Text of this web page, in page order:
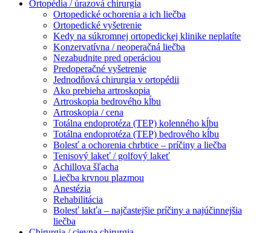
Ortopédia / úrazová chirurgia
Ortopedické ochorenia a ich liečba
Ortopedické vyšetrenie
Kedy na súkromnej ortopedickej klinike neplatíte
Konzervatívna / neoperačná liečba
Nezabudnite pred operáciou
Predoperačné vyšetrenie
Jednodňová chirurgia v ortopédii
Ako prebieha artroskopia
Artroskopia bedrového kĺbu
Artroskopia / cena
Totálna endoprotéza (TEP) kolenného kĺbu
Totálna endoprotéza (TEP) bedrového kĺbu
Bolesť a ochorenia chrbtice – príčiny a liečba
Tenisový lakeť / golfový lakeť
Achillova šľacha
Liečba krvnou plazmou
Anestézia
Rehabilitácia
Bolesť lakťa – najčastejšie príčiny a najúčinnejšia
liečba